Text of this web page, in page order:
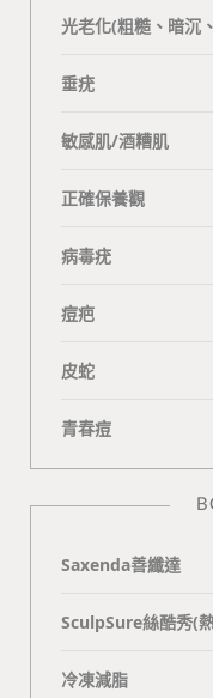
光老化(粗糙、暗沉
垂疣
敏感肌/酒糟肌
正確保養觀
病毒疣
痘疤
皮蛇
青春痘
Saxenda善纖達
SculpSure絲酷秀(
冷凍減脂